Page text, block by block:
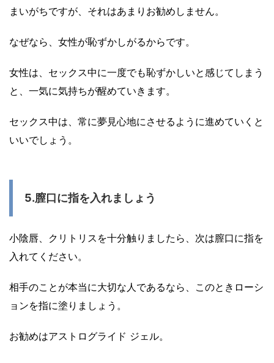
まいがちですが、それはあまりお勧めしません。
なぜなら、女性が恥ずかしがるからです。
女性は、セックス中に一度でも恥ずかしいと感じてしまう
と、一気に気持ちが醒めていきます。
セックス中は、常に夢見心地にさせるように進めていくと
いいでしょう。
5.膣口に指を入れましょう
小陰唇、クリトリスを十分触りましたら、次は膣口に指を
入れてください。
相手のことが本当に大切な人であるなら、このときローシ
ョンを指に塗りましょう。
お勧めはアストログライド ジェル。